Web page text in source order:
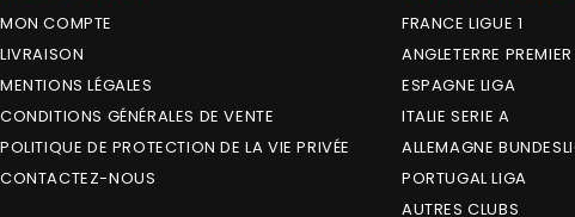
MON COMPTE
LIVRAISON
MENTIONS LÉGALES
CONDITIONS GÉNÉRALES DE VENTE
POLITIQUE DE PROTECTION DE LA VIE PRIVÉE
CONTACTEZ-NOUS
FRANCE LIGUE 1
ANGLETERRE
ESPAGNE LIGA
ITALIE SERIE A
ALLEMAGNE
PORTUGAL LIGA
AUTRES CLUBS